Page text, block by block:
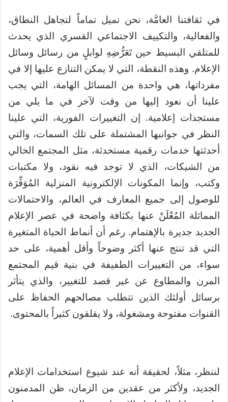
في ثقافتنا العامَّة، نحن نميل تماماً لتجاهل النطاق،
والفعالية، والتكييف الاجتماعي القسري الذي يحدث
للمتلقي البسيط حين تَعَرُّضِهِ لوابلٍ من رسائل وسائل
الإعلام. وهذه النقطة، التي لا يمكن التنازع عليها إلا في
مفرداتها، هي واحدة من المسائل الهامة، التي يجب
علينا أن نعود إليها من وقت لآخر في ما يلي من
مستجدات إعلامية. إن التغييرات الفورية، التي علينا
النظر في جوانبها المشتملة على تلك السمات، والتي
أحدثتها خدمات رقمية مستحدثة، مثل المجتمع الخالي
من الشيكات، الذي لا توجد فيه نقود، ولا مكتبات
وكتب، وإنما المكونات الإلكترونية المنزلية المُوَفِّرَة
للوصول إلى جميع المعارف في العالم، والاحتمالات
المماثلة المُعْلَنْ عنها بكثافة واضحة في عصر الإعلام
الجديد جديرة بالإهتمام. رغم أن أنماط الحياة المتغيرة
التي قد تنتج عنها أكثر وضوحاً وأقل أهمية، على حد
سواء، من التغييرات الطفيفة في بنية قيم المجتمع
المرن والمطاوع عن غير قصد للتغيير، والذي يتأثر
برسائل أولئك الذين تتطلب مصالحهم الحفاظ على
القنوات مفتوحة ومشغولة، ولا يقلقون كثيراً بالمحتوى.
لننظر، مثلاً، لحقيقة أنه عند شيوع استخدامات الإعلام
الجديد، ولأكثر من عقدين من الزمان، ظن المدمنون